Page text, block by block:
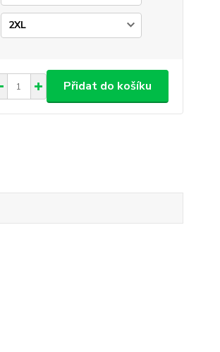
Přidat do košíku